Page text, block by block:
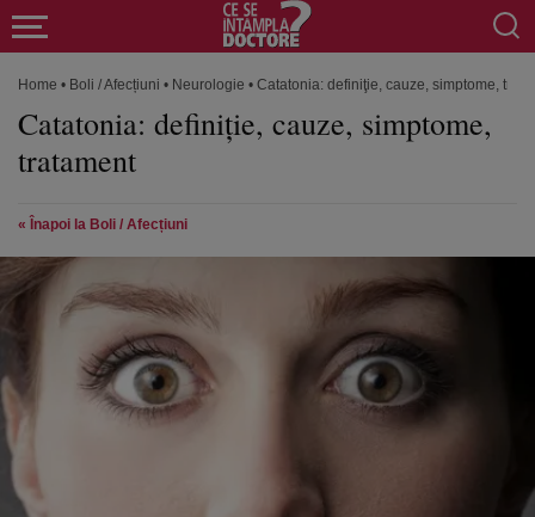
Home • Boli / Afecțiuni • Neurologie • Catatonia: definiţie, cauze, simptome,
Catatonia: definiţie, cauze, simptome,
tratament
« Înapoi la Boli / Afecțiuni